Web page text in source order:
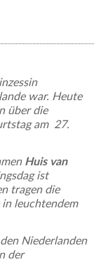
war. Heute
über die
am 27.
Huis van
ist
tragen die
in leuchtendem
Niederlanden
der